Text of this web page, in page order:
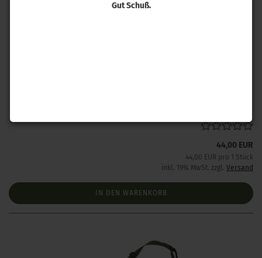
Gut Schuß.
44,00 EUR
44,00 EUR pro 1 Stück
inkl. 19% MwSt. zzgl. Versand
IN DEN WARENKORB